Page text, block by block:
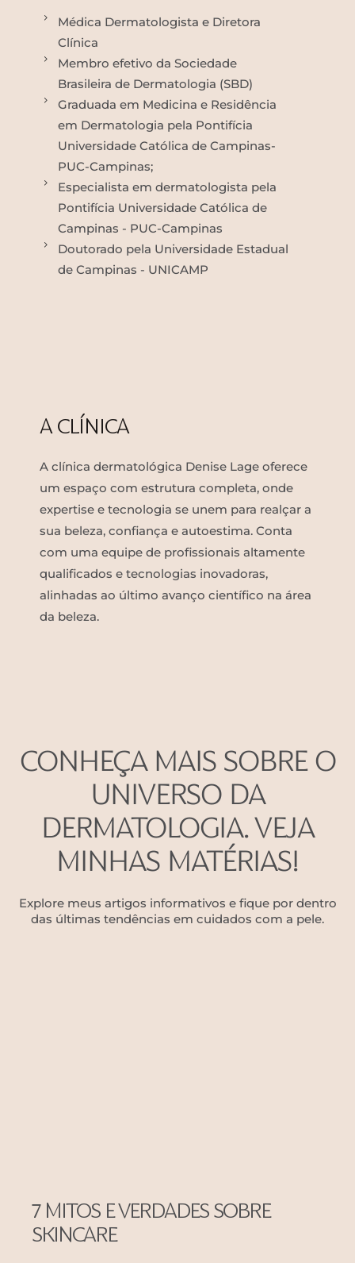
Médica Dermatologista e Diretora
Clínica
Membro efetivo da Sociedade
Brasileira de Dermatologia (SBD)
Graduada em Medicina e Residência
em Dermatologia pela Pontifícia
Universidade Católica de Campinas-
PUC-Campinas;
Especialista em dermatologista pela
Pontifícia Universidade Católica de
Campinas - PUC-Campinas
Doutorado pela Universidade Estadual
de Campinas - UNICAMP
A CLÍNICA
A clínica dermatológica Denise Lage oferece
um espaço com estrutura completa, onde
expertise e tecnologia se unem para realçar a
sua beleza, confiança e autoestima. Conta
com uma equipe de profissionais altamente
qualificados e tecnologias inovadoras,
alinhadas ao último avanço científico na área
da beleza.
CONHEÇA MAIS SOBRE O
UNIVERSO DA
DERMATOLOGIA. VEJA
MINHAS MATÉRIAS!
Explore meus artigos informativos e fique por dentro
das últimas tendências em cuidados com a pele.
7 MITOS E VERDADES SOBRE
SKINCARE